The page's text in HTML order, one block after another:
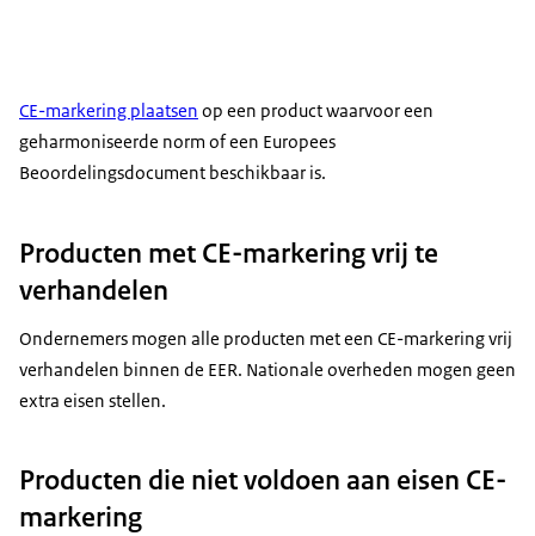
CE-markering plaatsen op een product waarvoor een
geharmoniseerde norm of een Europees
Beoordelingsdocument beschikbaar is.
Producten met CE-markering vrij te
verhandelen
Ondernemers mogen alle producten met een CE-markering vrij
verhandelen binnen de EER. Nationale overheden mogen geen
extra eisen stellen.
Producten die niet voldoen aan eisen CE-
markering